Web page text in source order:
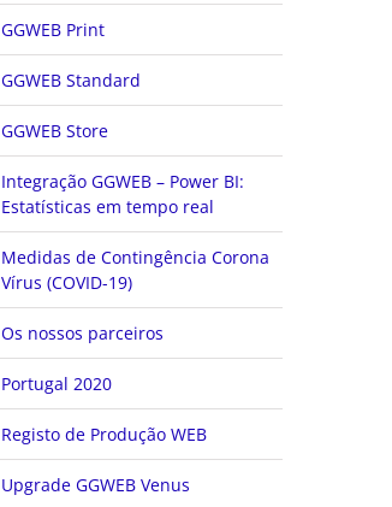
GGWEB Print
GGWEB Standard
GGWEB Store
Integração GGWEB – Power BI:
Estatísticas em tempo real
Medidas de Contingência Corona
Vírus (COVID-19)
Os nossos parceiros
Portugal 2020
Registo de Produção WEB
Upgrade GGWEB Venus